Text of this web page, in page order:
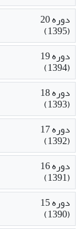
دوره 20
(1395)
دوره 19
(1394)
دوره 18
(1393)
دوره 17
(1392)
دوره 16
(1391)
دوره 15
(1390)